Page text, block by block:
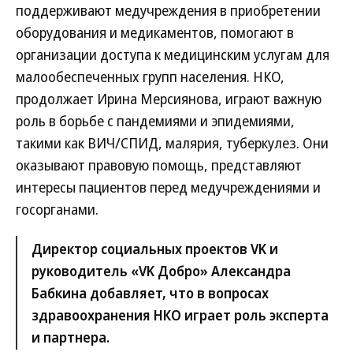
поддерживают медучреждения в приобретении
оборудования и медикаментов, помогают в
организации доступа к медицинским услугам для
малообеспеченных групп населения. НКО,
продолжает Ирина Мерсиянова, играют важную
роль в борьбе с пандемиями и эпидемиями,
такими как ВИЧ/СПИД, малярия, туберкулез. Они
оказывают правовую помощь, представляют
интересы пациентов перед медучреждениями и
госорганами.
Директор социальных проектов VK и
руководитель «VK Добро» Александра
Бабкина добавляет, что в вопросах
здравоохранения НКО играет роль эксперта
и партнера.